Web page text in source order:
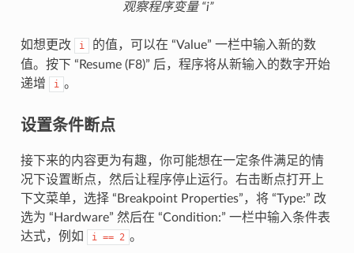
观察程序变量 “i”
如想更改 i
的值，可以在 “Value” 一栏中输入新的数
值。按下 “Resume (F8)” 后，程序将从新输入的数字开始
递增
i 。
设置条件断点
接下来的内容更为有趣，你可能想在一定条件满足的情
况下设置断点，然后让程序停止运行。右击断点打开上
下文菜单，选择 “Breakpoint Properties”，将 “Type:” 改
选为 “Hardware” 然后在 “Condition:” 一栏中输入条件表
达式，例如
i == 2 。